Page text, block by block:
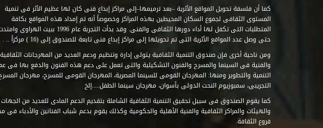
كما أن فلسفة تحويل المواقع الأثرية –بعد ترميمها–إلى مراكز إبداع فنى كان لها عظيم الأثر فى تنمية
المستوى الثقافى لجموع السكان المحيطين بهذه المراكز وخصوصاً أنه تم إمداد هذه المواقع بكافة
المتطلبات التى تكفل لها أداء دورها الثقافى والفنى. وقد بدأت التجربة عام 1996 ببيت الهراوى
حتى وصل عدد المواقع الأثرية التى تم تحويلها إلى مراكز إبداع فنى تابعة للصندوق إلى (16 ) مركزاً .. .
ومن ناحية أخرى فإن صندوق التنمية الثقافية يتولى إدارة وتنظيم ودعم العديد من المهرجانات الثقافية
والفنية فى السينما والمسرح والفنون التشكيلية والتى تعمل على دعم هذه الفنون والدفع بها فى
التنمية والتطوير ومنها: المهرجان القومى للسينما المصرية، المهرجان القومى للمسرح، مهرجان
التجريبى، سمبوزيوم النحت الدولى بأسوان، مهرجان سينما الطفل.....إلخ
كما يقوم الصندوق فى سبيل تحقيق التنمية الثقافية الشاملة بتقديم الدعم المادى للعديد من الجهات
والهيئات والمراكز الثقافية والفنية الأهلية والحكومية وكذلك يقوم بدعم شباب الفنانين والأدباء فى
فروع الثقافة.